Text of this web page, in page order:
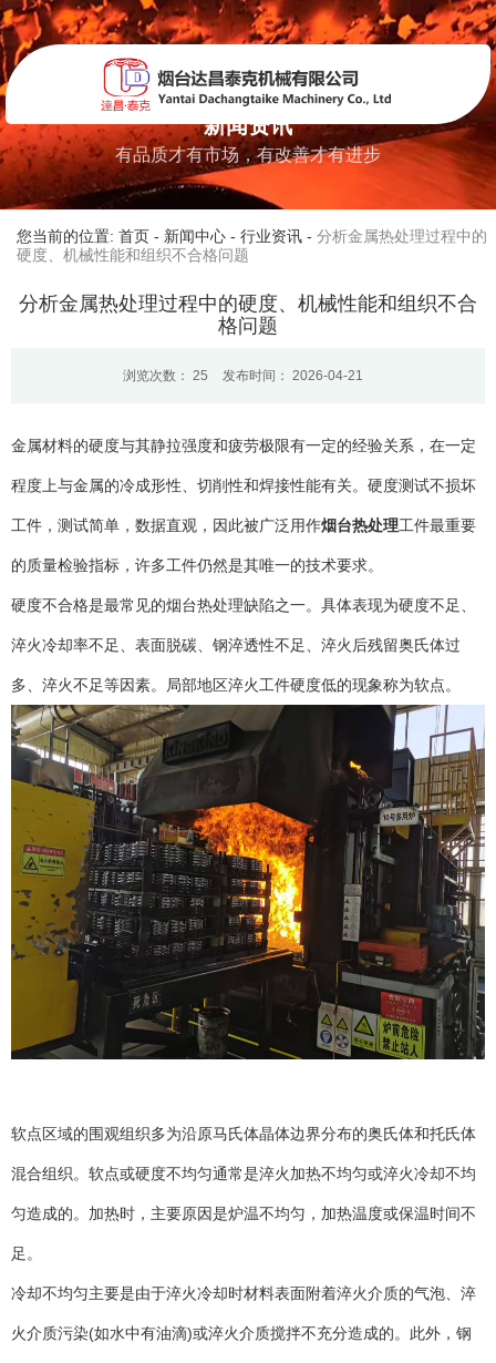
新闻资讯
有品质才有市场，有改善才有进步
您当前的位置: 首页 - 新闻中心 - 行业资讯 - 分析金属热处理过程中的
硬度、机械性能和组织不合格问题
分析金属热处理过程中的硬度、机械性能和组织不合
格问题
浏览次数： 25 发布时间： 2026-04-21
金属材料的硬度与其静拉强度和疲劳极限有一定的经验关系，在一定
程度上与金属的冷成形性、切削性和焊接性能有关。硬度测试不损坏
工件，测试简单，数据直观，因此被广泛用作烟台热处理工件最重要
的质量检验指标，许多工件仍然是其唯一的技术要求。
硬度不合格是最常见的烟台热处理缺陷之一。具体表现为硬度不足、
淬火冷却率不足、表面脱碳、钢淬透性不足、淬火后残留奥氏体过
多、淬火不足等因素。局部地区淬火工件硬度低的现象称为软点。
软点区域的围观组织多为沿原马氏体晶体边界分布的奥氏体和托氏体
混合组织。软点或硬度不均匀通常是淬火加热不均匀或淬火冷却不均
匀造成的。加热时，主要原因是炉温不均匀，加热温度或保温时间不
足。
冷却不均匀主要是由于淬火冷却时材料表面附着淬火介质的气泡、淬
火介质污染(如水中有油滴)或淬火介质搅拌不充分造成的。此外，钢